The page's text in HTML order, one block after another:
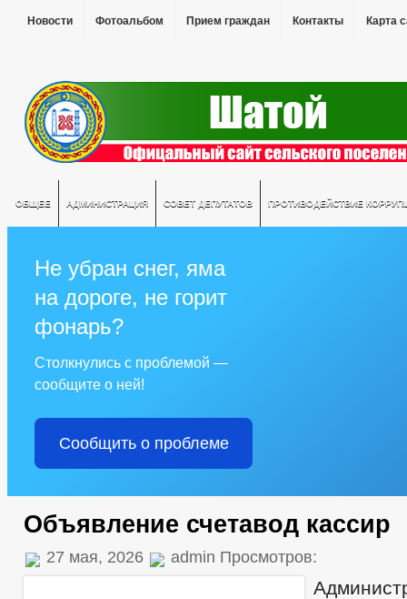
Новости Фотоальбом Прием граждан Контакты Карта
ОБЩЕЕ АДМИНИСТРАЦИЯ СОВЕТ ДЕПУТАТОВ ПРОТИВОДЕЙСТВИЕ
Не убран снег, яма
на дороге, не горит
фонарь?
Столкнулись с проблемой —
сообщите о ней!
Сообщить о проблеме
Объявление счетавод кассир
27 мая, 2026 admin Просмотров: